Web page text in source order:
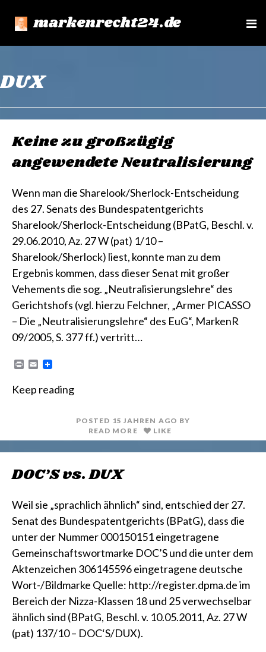
markenrecht24.de
e
DUX
Keine zu großzügig
angewendete Neutralisierung
Wenn man die Sharelook/Sherlock-Entscheidung
des 27. Senats des Bundespatentgerichts
Sharelook/Sherlock-Entscheidung (BPatG, Beschl. v.
29.06.2010, Az. 27 W (pat) 1/10 –
Sharelook/Sherlock) liest, konnte man zu dem
Ergebnis kommen, dass dieser Senat mit großer
Vehements die sog. „Neutralisierungslehre“ des
Gerichtshofs (vgl. hierzu Felchner, „Armer PICASSO
– Die „Neutralisierungslehre“ des EuG“, MarkenR
09/2005, S. 377 ff.) vertritt…
n
E
i
Keep reading
POSTED 15 JAHREN AGO BY
READ MORE
LIKE
DOC’S vs. DUX
Weil sie „sprachlich ähnlich“ sind, entschied der 27.
Senat des Bundespatentgerichts (BPatG), dass die
unter der Nummer 000150151 eingetragene
Gemeinschaftswortmarke DOC’S und die unter dem
Aktenzeichen 306145596 eingetragene deutsche
Wort-/Bildmarke Quelle: http://register.dpma.de im
Bereich der Nizza-Klassen 18 und 25 verwechselbar
ähnlich sind (BPatG, Beschl. v. 10.05.2011, Az. 27 W
(pat) 137/10 – DOC‘S/DUX).